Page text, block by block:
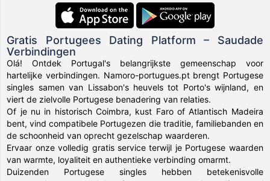
Gratis Portugees Dating Platform – Saudade
Verbindingen
Olá! Ontdek Portugal's belangrijkste gemeenschap voor
hartelijke verbindingen. Namoro-portugues.pt brengt Portugese
singles samen van Lissabon's heuvels tot Porto's wijnland, en
viert de zielvolle Portugese benadering van relaties.
Of je nu in historisch Coimbra, kust Faro of Atlantisch Madeira
bent, vind compatibele Portugezen die traditie, familiebanden en
de schoonheid van oprecht gezelschap waarderen.
Ervaar onze volledig gratis service terwijl je Portugese waarden
van warmte, loyaliteit en authentieke verbinding omarmt.
Duizenden Portugese singles hebben betekenisvolle